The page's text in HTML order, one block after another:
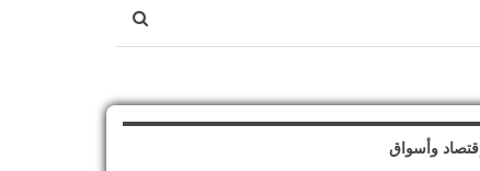
إقتصاد وأسواق